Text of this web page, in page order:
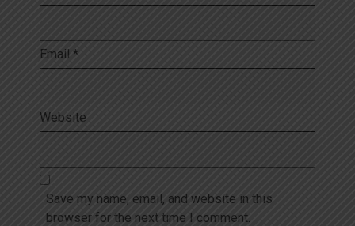
Email *
Website
Save my name, email, and website in this
browser for the next time I comment.